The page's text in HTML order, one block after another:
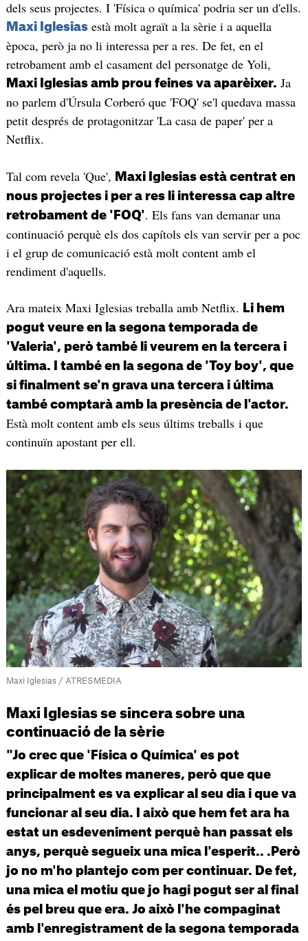
dels seus projectes. I 'Física o química' podria ser un d'ells.
Maxi Iglesiasestà molt agraït a la sèrie i a aquella
època, però ja no li interessa per a res. De fet, en el
retrobament amb el casament del personatge de Yoli,
Maxi Iglesias amb prou feines va aparèixer. Ja
no parlem d'Úrsula Corberó que 'FOQ' se'l quedava massa
petit després de protagonitzar 'La casa de paper' per a
Netflix.
Tal com revela 'Que', Maxi Iglesias està centrat en
nous projectes i per a res li interessa cap altre
retrobament de 'FOQ'. Els fans van demanar una
continuació perquè els dos capítols els van servir per a poc
i el grup de comunicació està molt content amb el
rendiment d'aquells.
Ara mateix Maxi Iglesias treballa amb Netflix.
Li hem
pogut veure en la segona temporada de
'Valeria', però també li veurem en la tercera i
última. I també en la segona de 'Toy boy', que
si finalment se'n grava una tercera i última
també comptarà amb la presència de l'actor.
Està molt content amb els seus últims treballs i que
continuïn apostant per ell.
Maxi Iglesias / ATRESMEDIA
Maxi Iglesias se sincera sobre una
continuació de la sèrie
"Jo crec que 'Física o Química' es pot
explicar de moltes maneres, però que que
principalment es va explicar al seu dia i que va
funcionar al seu dia. I això que hem fet ara ha
estat un esdeveniment perquè han passat els
anys, perquè segueix una mica l'esperit.. .Però
jo no m'ho plantejo com per continuar. De fet,
una mica el motiu que jo hagi pogut ser al final
és pel breu que era. Jo això l'he compaginat
amb l'enregistrament de la segona temporada